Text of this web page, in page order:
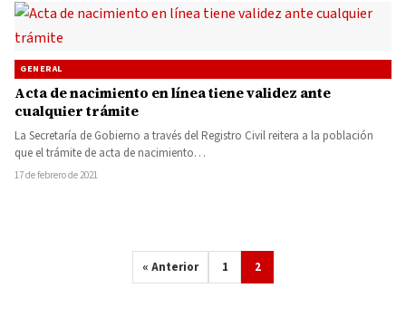
GENERAL
Acta de nacimiento en línea tiene validez ante
cualquier trámite
La Secretaría de Gobierno a través del Registro Civil reitera a la población
que el trámite de acta de nacimiento…
17 de febrero de 2021
« Anterior 1 2